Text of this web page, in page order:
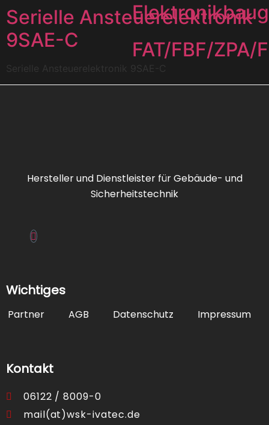
FAT/FBF/ZPA/
IRAS
News
Serielle Ansteuerelektronik
9SAE-C
Serielle Ansteuerelektronik 9SAE-C
Hersteller und Dienstleister für Gebäude- und
Sicherheitstechnik
Wichtiges
Partner AGB Datenschutz Impressum
Kontakt
06122 / 8009-0
mail(at)wsk-ivatec.de